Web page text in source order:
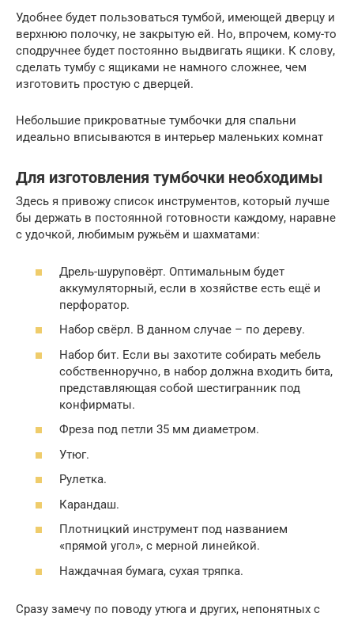
Удобнее будет пользоваться тумбой, имеющей дверцу и
верхнюю полочку, не закрытую ей. Но, впрочем, кому-то
сподручнее будет постоянно выдвигать ящики. К слову,
сделать тумбу с ящиками не намного сложнее, чем
изготовить простую с дверцей.
Небольшие прикроватные тумбочки для спальни
идеально вписываются в интерьер маленьких комнат
Для изготовления тумбочки необходимы
Здесь я привожу список инструментов, который лучше
бы держать в постоянной готовности каждому, наравне
с удочкой, любимым ружьём и шахматами:
Дрель-шуруповёрт. Оптимальным будет
аккумуляторный, если в хозяйстве есть ещё и
перфоратор.
Набор свёрл. В данном случае – по дереву.
Набор бит. Если вы захотите собирать мебель
собственноручно, в набор должна входить бита,
представляющая собой шестигранник под
конфирматы.
Фреза под петли 35 мм диаметром.
Утюг.
Рулетка.
Карандаш.
Плотницкий инструмент под названием
«прямой угол», с мерной линейкой.
Наждачная бумага, сухая тряпка.
Сразу замечу по поводу утюга и других, непонятных с